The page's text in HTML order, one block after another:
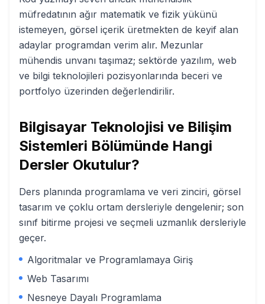
müfredatının ağır matematik ve fizik yükünü
istemeyen, görsel içerik üretmekten de keyif alan
adaylar programdan verim alır. Mezunlar
mühendis unvanı taşımaz; sektörde yazılım, web
ve bilgi teknolojileri pozisyonlarında beceri ve
portfolyo üzerinden değerlendirilir.
Bilgisayar Teknolojisi ve Bilişim
Sistemleri Bölümünde Hangi
Dersler Okutulur?
Ders planında programlama ve veri zinciri, görsel
tasarım ve çoklu ortam dersleriyle dengelenir; son
sınıf bitirme projesi ve seçmeli uzmanlık dersleriyle
geçer.
Algoritmalar ve Programlamaya Giriş
Web Tasarımı
Nesneye Dayalı Programlama